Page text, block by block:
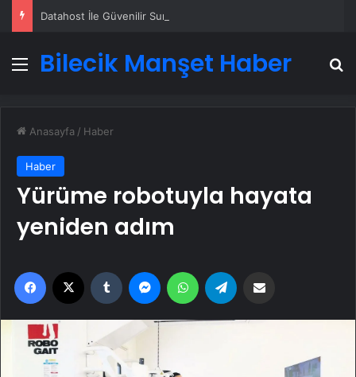
Datahost İle Güvenilir Sunucu Hizmetleri
Menü
Bilecik Manşet Haber
Anasayfa / Haber
Haber
Yürüme robotuyla hayata
yeniden adım
Facebook Tumblr MessengerWhatsApp